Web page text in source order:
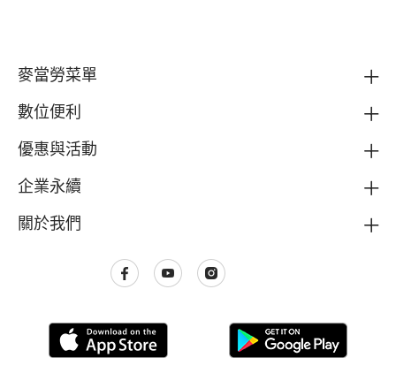
麥當勞菜單
數位便利
優惠與活動
企業永續
關於我們